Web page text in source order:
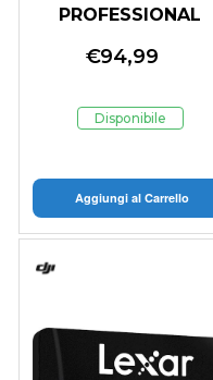
PROFESSIONAL
205MB/s A2 V30
Droni
€94,99
Disponibile
Aggiungi al Carrello